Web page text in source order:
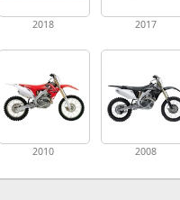
2018 2017
2010 2008